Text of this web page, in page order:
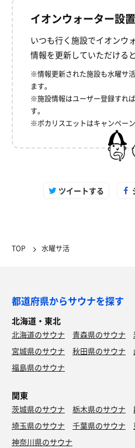
イオンウォーター設
いつも行く施設でイオンウ
情報を更新していただける
※情報更新された施設も水曜サ
ます。
※施設情報はユーザー登録すれ
す。
※ポカリスエットはキャンペー
ツイートする
TOP 水曜サ活
都道府県からサウナを探す
北海道・東北
北海道のサウナ 青森県のサウナ
宮城県のサウナ
秋田県のサウナ
福島県のサウナ
関東
茨城県のサウナ 栃木県のサウナ
埼玉県のサウナ
千葉県のサウナ
神奈川県のサウナ